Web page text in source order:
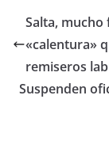
b
o
o
k
d
o
n
Salta, mucho
«calentura»
remiseros
Suspenden